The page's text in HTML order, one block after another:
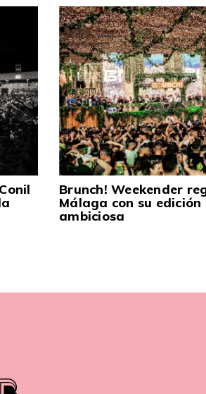
Brunch! Weekender
Málaga con su edición
ambiciosa